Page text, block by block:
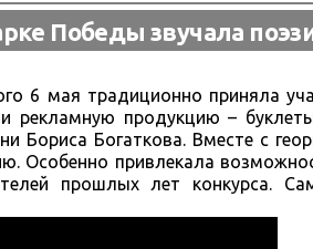
Победы звучала
6 мая традиционно приняла
рекламную продукцию –
Бориса Богаткова. Вместе с
Особенно привлекала
прошлых лет конкурса.